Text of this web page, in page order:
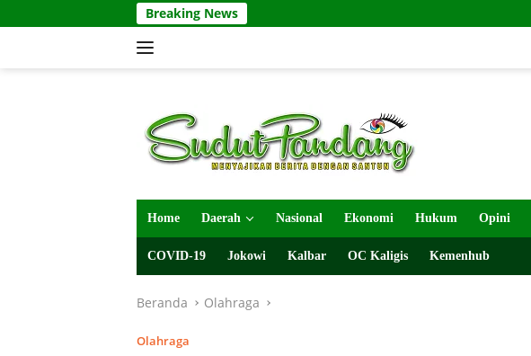
ke
Breaking News
Home Daerah Nasional Ekonomi Hukum Opini
COVID-19 Jokowi Kalbar OC Kaligis Kemenhub
Beranda Olahraga
Olahraga